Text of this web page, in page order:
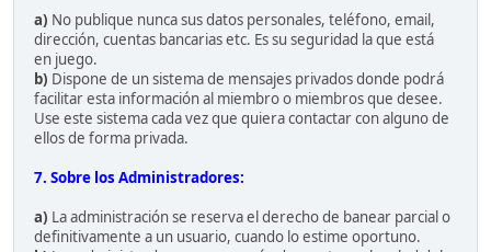
a) No publique nunca sus datos personales, teléfono, email,
dirección, cuentas bancarias etc. Es su seguridad la que está
en juego.
b) Dispone de un sistema de mensajes privados donde podrá
facilitar esta información al miembro o miembros que desee.
Use este sistema cada vez que quiera contactar con alguno de
ellos de forma privada.
7. Sobre los Administradores:
a) La administración se reserva el derecho de banear parcial o
definitivamente a un usuario, cuando lo estime oportuno.